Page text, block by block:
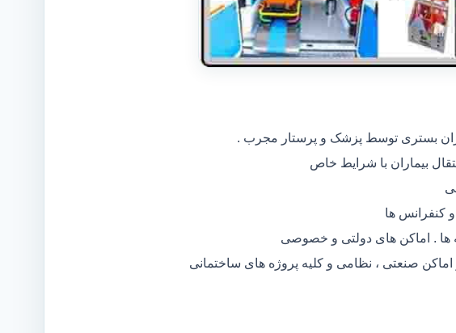
بستری توسط پزشک و پرستار مجرب .
کنفرانس ها
ها . اماکن های دولتی و خصوصی
اماکن صنعتی ، نظامی و کلیه پروژه های ساختمانی